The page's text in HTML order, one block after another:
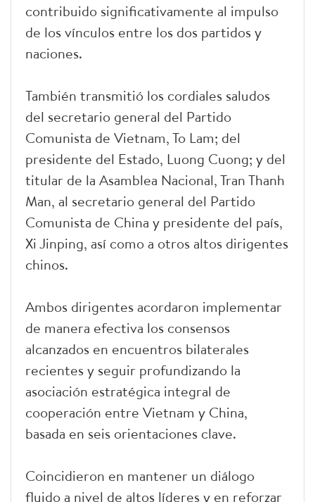
contribuido significativamente al impulso
de los vínculos entre los dos partidos y
naciones.
También transmitió los cordiales saludos
del secretario general del Partido
Comunista de Vietnam, To Lam; del
presidente del Estado, Luong Cuong; y del
titular de la Asamblea Nacional, Tran Thanh
Man, al secretario general del Partido
Comunista de China y presidente del país,
Xi Jinping, así como a otros altos dirigentes
chinos.
Ambos dirigentes acordaron implementar
de manera efectiva los consensos
alcanzados en encuentros bilaterales
recientes y seguir profundizando la
asociación estratégica integral de
cooperación entre Vietnam y China,
basada en seis orientaciones clave.
Coincidieron en mantener un diálogo
fluido a nivel de altos líderes y en reforzar